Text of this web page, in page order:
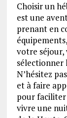
Choisir un
est une
prenant en
votre séjour,
sélectionner
N’hésitez
et à faire
pour faciliter
vivre une